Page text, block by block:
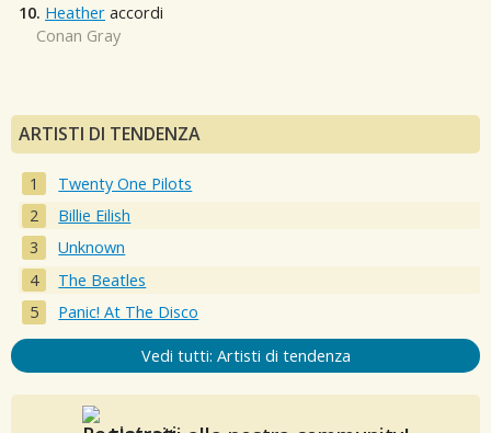
10. Heather accordi
Conan Gray
ARTISTI DI TENDENZA
Twenty One Pilots
Billie Eilish
Unknown
The Beatles
Panic! At The Disco
Vedi tutti: Artisti di tendenza